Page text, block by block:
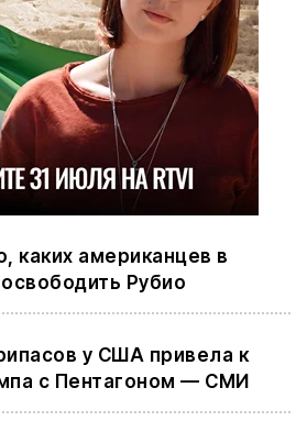
каких американцев в
Рубио
у США привела к
с Пентагоном — СМИ